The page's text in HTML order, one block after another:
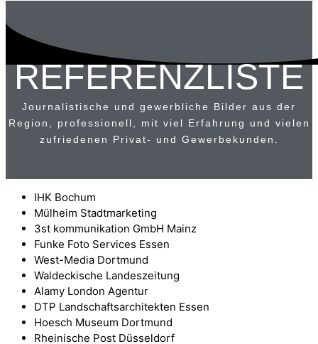
REFERENZLISTE
Journalistische und gewerbliche Bilder aus der
Region, professionell, mit viel Erfahrung und vielen
zufriedenen Privat- und Gewerbekunden.
IHK Bochum
Mülheim Stadtmarketing
3st kommunikation GmbH Mainz
Funke Foto Services Essen
West-Media Dortmund
Waldeckische Landeszeitung
Alamy London Agentur
DTP Landschaftsarchitekten Essen
Hoesch Museum Dortmund
Rheinische Post Düsseldorf